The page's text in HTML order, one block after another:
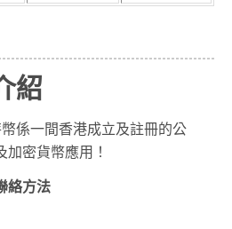
紹
係一間香港成立及註冊的公
密貨幣應用！
絡方法